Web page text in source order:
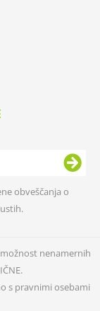
obveščanja o
možnost nenamernih
s pravnimi osebami